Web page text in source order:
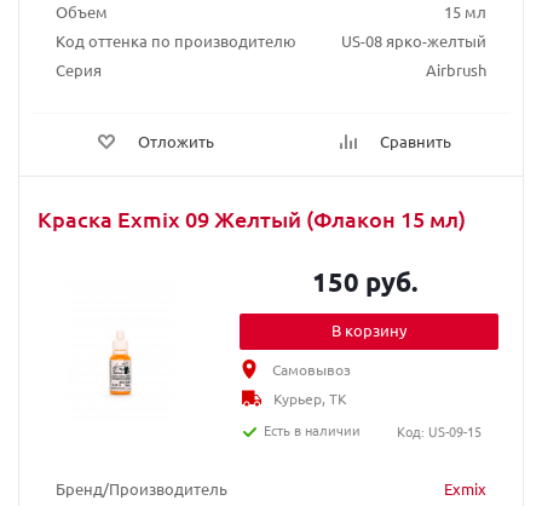
Объем
15 мл
Код оттенка по производителю
US-08 ярко-желтый
Серия
Airbrush
Отложить Сравнить
Краска Exmix 09 Желтый (Флакон 15 мл)
Бренд/Производитель
Exmix
150 руб.
В корзину
Самовывоз
Курьер, ТК
Есть в наличии
Код: US-09-15